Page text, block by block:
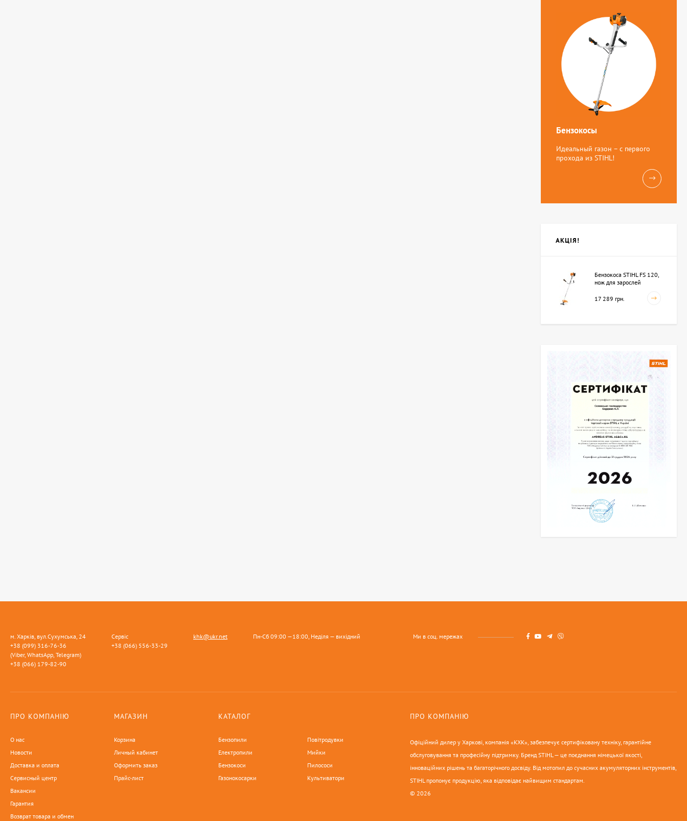
Бензокосы
Идеальный газон – с первого
прохода из STIHL!
АКЦІЯ!
Бензокоса STIHL FS 120,
нож для зарослей
17 289 грн.
м. Харків, вул.Сухумська, 24
+38 (099) 316-76-36
(Viber, WhatsApp, Telegram)
+38 (066) 179-82-90
Сервіс
+38 (066) 556-33-29
khk@ukr.net Пн-Сб 09:00 —18:00, Неділя — вихідний Ми в соц. мережах
ПРО КОМПАНІЮ
О нас
Новости
Доставка и оплата
Сервисный центр
Вакансии
Гарантия
Возврат товара и обмен
МАГАЗИН
Корзина
Личный кабинет
Оформить заказ
Прайс-лист
КАТАЛОГ
Бензопили
Електропили
Бензокоси
Газонокосарки
Повітродувки
Мийки
Пилососи
Культиватори
ПРО КОМПАНІЮ
Офіційний дилер у Харкові, компанія «КХК», забезпечує сертифіковану техніку, гарантійне
обслуговування та професійну підтримку. Бренд STIHL — це поєднання німецької якості,
інноваційних рішень та багаторічного досвіду. Від мотопил до сучасних акумуляторних інструментів,
STIHL пропонує продукцію, яка відповідає найвищим стандартам.
© 2026